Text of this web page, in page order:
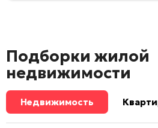
Подборки жилой
недвижимости
Недвижимость